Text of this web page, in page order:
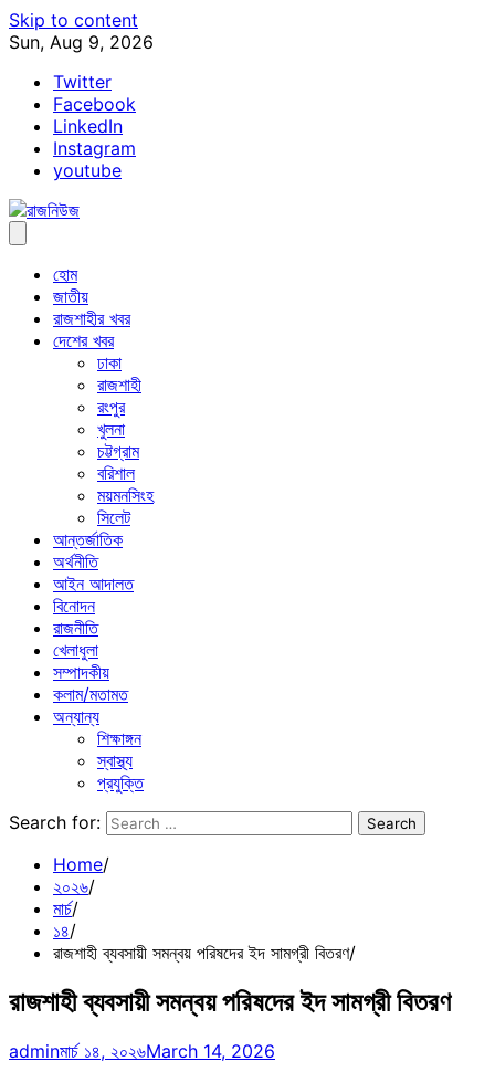
Skip to content
Sun, Aug 9, 2026
Twitter
Facebook
LinkedIn
Instagram
youtube
হোম
জাতীয়
রাজশাহীর খবর
দেশের খবর
ঢাকা
রাজশাহী
রংপুর
খুলনা
চট্টগ্রাম
বরিশাল
ময়মনসিংহ
সিলেট
আন্তর্জাতিক
অর্থনীতি
আইন আদালত
বিনোদন
রাজনীতি
খেলাধুলা
সম্পাদকীয়
কলাম/মতামত
অন্যান্য
শিক্ষাঙ্গন
স্বাস্থ্য
প্রযুক্তি
Search for:
Home
২০২৬
মার্চ
১৪
রাজশাহী ব্যবসায়ী সমন্বয় পরিষদের ইদ সামগ্রী বিতরণ
রাজশাহী ব্যবসায়ী সমন্বয় পরিষদের ইদ সামগ্রী বিতরণ
adminমার্চ ১৪, ২০২৬March 14, 2026